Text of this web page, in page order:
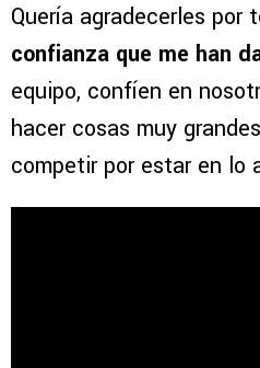
Quería agradecerles por
confianza que me han
equipo, confíen en
hacer cosas muy
competir por estar en lo